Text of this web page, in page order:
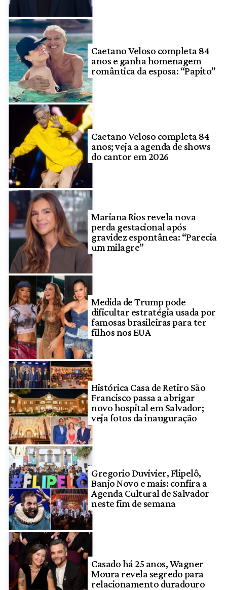
Caetano Veloso completa 84
anos e ganha homenagem
romântica da esposa: “Papito”
Caetano Veloso completa 84
anos; veja a agenda de shows
do cantor em 2026
Mariana Rios revela nova
perda gestacional após
gravidez espontânea: “Parecia
um milagre”
Medida de Trump pode
dificultar estratégia usada por
famosas brasileiras para ter
filhos nos EUA
Histórica Casa de Retiro São
Francisco passa a abrigar
novo hospital em Salvador;
veja fotos da inauguração
Gregorio Duvivier, Flipelô,
Banjo Novo e mais: confira a
Agenda Cultural de Salvador
neste fim de semana
Casado há 25 anos, Wagner
Moura revela segredo para
relacionamento duradouro